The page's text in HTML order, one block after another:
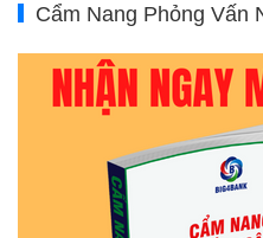
Cẩm Nang Phỏng Vấn